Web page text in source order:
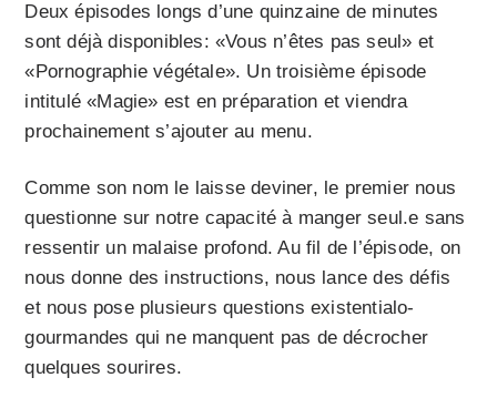
Deux épisodes longs d’une quinzaine de minutes
sont déjà disponibles: «Vous n’êtes pas seul» et
«Pornographie végétale». Un troisième épisode
intitulé «Magie» est en préparation et viendra
prochainement s’ajouter au menu.
Comme son nom le laisse deviner, le premier nous
questionne sur notre capacité à manger seul.e sans
ressentir un malaise profond. Au fil de l’épisode, on
nous donne des instructions, nous lance des défis
et nous pose plusieurs questions existentialo-
gourmandes qui ne manquent pas de décrocher
quelques sourires.